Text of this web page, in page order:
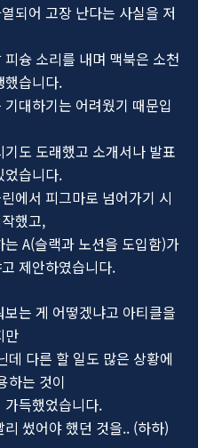
되어 고장 난다는 사실을 저
슝 소리를 내며 맥북은 소천
했습니다.
대하기는 어려웠기 때문입
도 도래했고 소개서나 발표
었습니다.
에서 피그마로 넘어가기 시
했고,
A(슬랙과 노션을 도입함)가
제안하였습니다.
는 게 어떻겠냐고 아티클을
만
데 다른 할 일도 많은 상황에
하는 것이
득했었습니다.
썼어야 했던 것을.. (하하)